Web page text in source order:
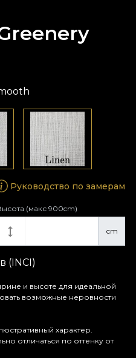
Руководство по замерам
cm
(макс 900cm)
(INCI)
и высоте для идеальной
возможные неровности
характер.
отличаться по оттенку от